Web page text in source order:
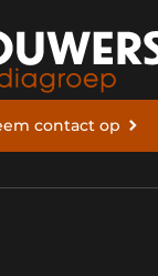
contact op